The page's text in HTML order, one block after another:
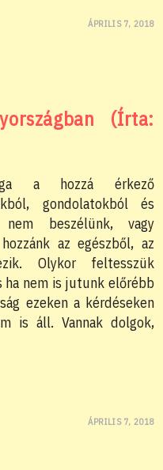
ÁPRILIS 7, 2018
(Írta:
a hozzá érkező
gondolatokból és
beszélünk, vagy
az egészből, az
Olykor feltesszük
ha nem is jutunk előrébb
ezeken a kérdéseken
is áll. Vannak dolgok,
ÁPRILIS 7, 2018